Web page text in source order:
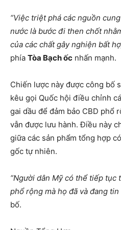
“Việc triệt phá các nguồn
nước là bước đi then chốt
của các chất gây nghiện bất
phía Tòa Bạch ốc nhấn mạnh.
Chiến lược này được công bố
kêu gọi Quốc hội điều chỉnh
gai dầu để đảm bảo CBD phổ
vẫn được lưu hành. Điều này
giữa các sản phẩm tổng hợp
gốc tự nhiên.
“Người dân Mỹ có thể tiếp tục
phổ rộng mà họ đã và đang tin
bố.